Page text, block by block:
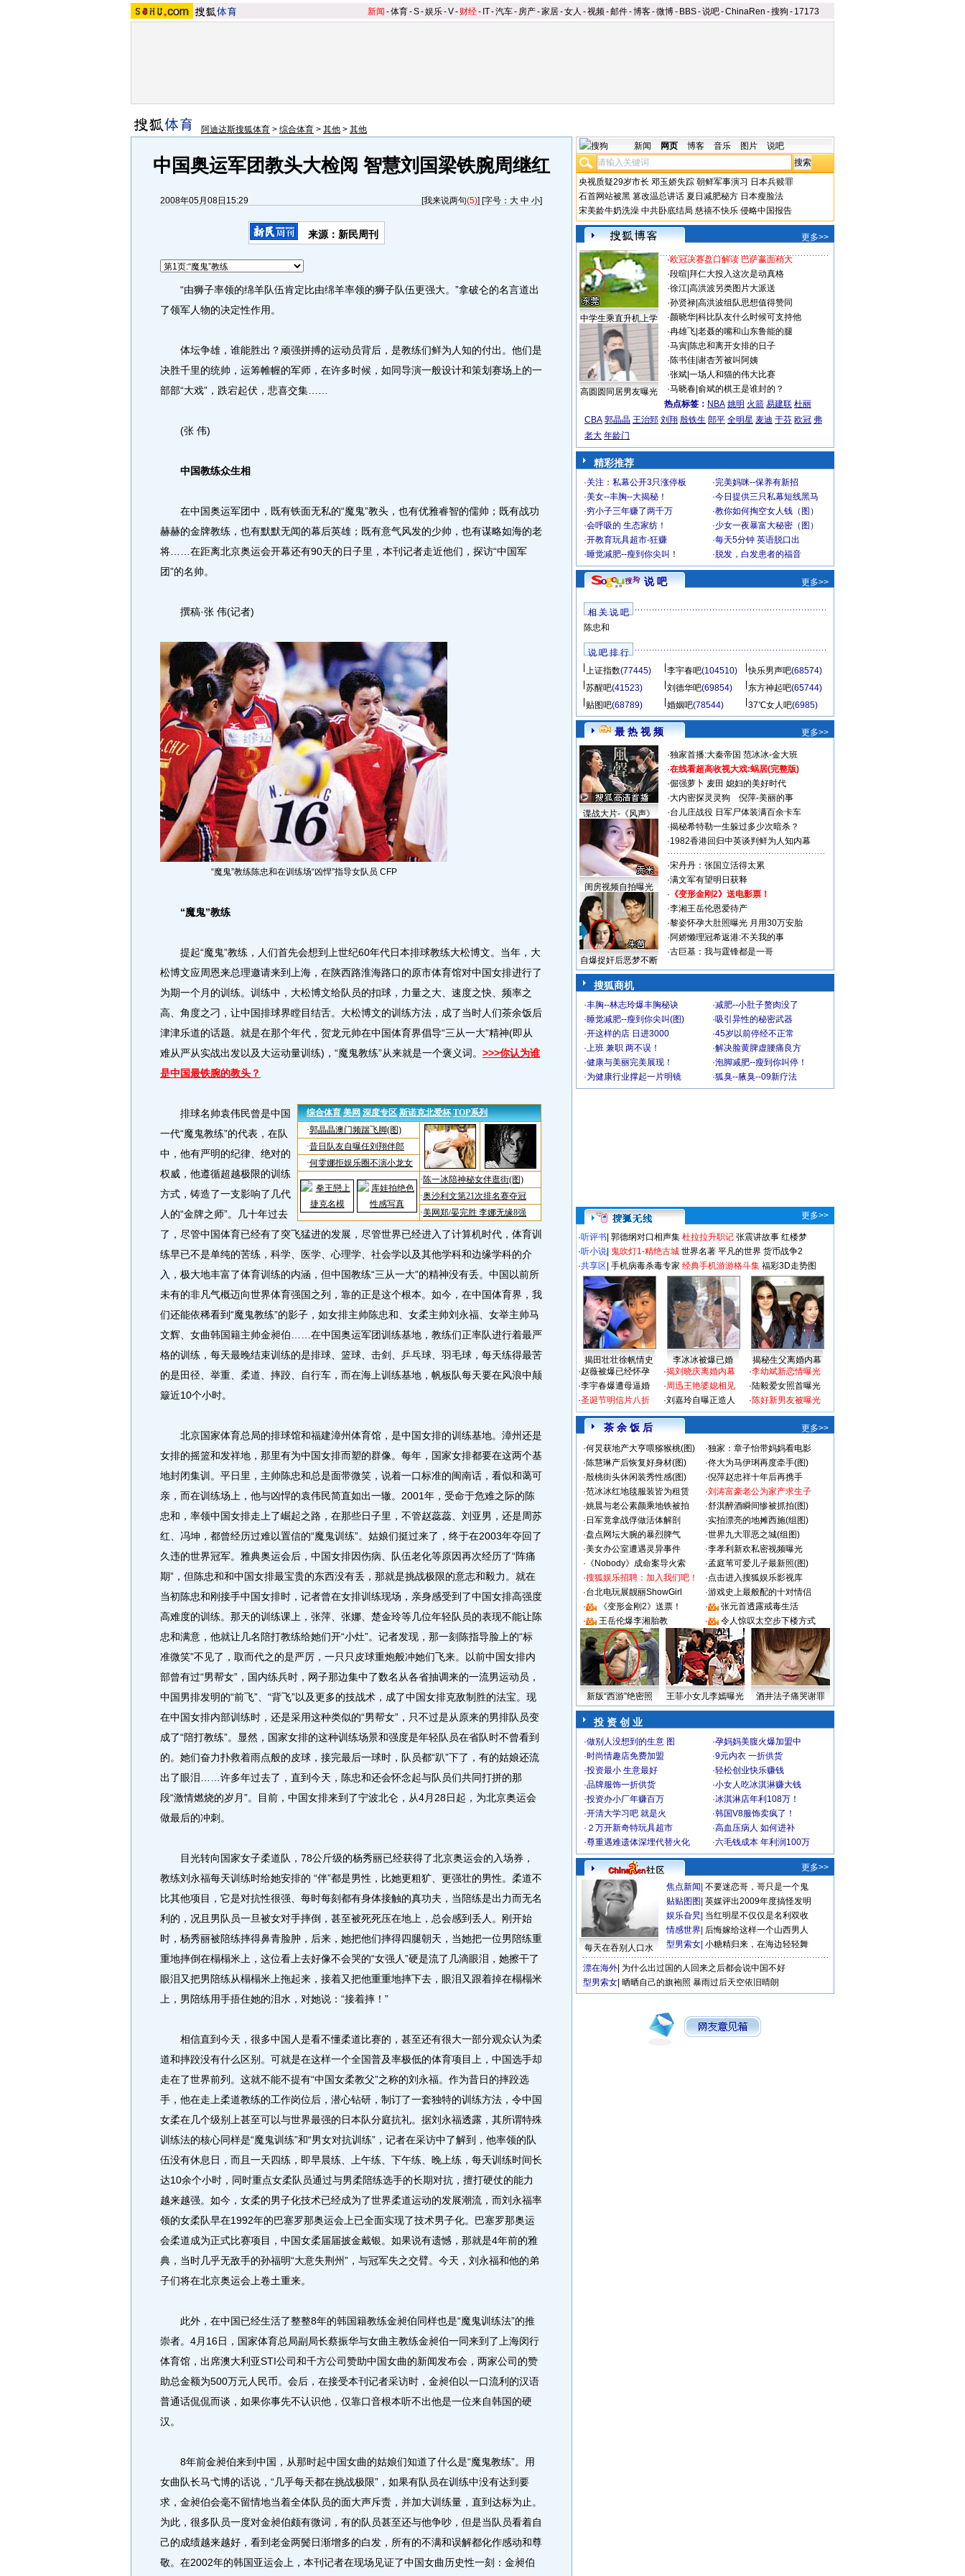
新闻 -体育-S-娱乐-V- 财经- IT-汽车- 房产-家居-女人 -视频-邮件-博客-微博- BBS-说吧-ChinaRen -搜狗 - 17173
阿迪达斯搜狐体育 > 综合体育 > 其他 > 其他
中国奥运军团教头大检阅 智慧刘国梁铁腕周继红
2008年05月08日15:29 [我来说两句(5)] [字号： 大 中 小]
来源：新民周刊
“由狮子率领的绵羊队伍肯定比由绵羊率领的狮子队伍更强大。”拿破仑的名言道出
了领军人物的决定性作用。
体坛争雄，谁能胜出？顽强拼搏的运动员背后，是教练们鲜为人知的付出。他们是
决胜千里的统帅，运筹帷幄的军师，在许多时候，如同导演一般设计和策划赛场上的一
部部“大戏”，跌宕起伏，悲喜交集……
(张 伟)
中国教练众生相
在中国奥运军团中，既有铁面无私的“魔鬼”教头，也有优雅睿智的儒帅；既有战功
赫赫的金牌教练，也有默默无闻的幕后英雄；既有意气风发的少帅，也有谋略如海的老
将……在距离北京奥运会开幕还有90天的日子里，本刊记者走近他们，探访“中国军
团”的名帅。
撰稿·张 伟(记者)
“魔鬼”教练陈忠和在训练场“凶悍”指导女队员 CFP
“魔鬼”教练
提起“魔鬼”教练，人们首先会想到上世纪60年代日本排球教练大松博文。当年，大
松博文应周恩来总理邀请来到上海，在陕西路淮海路口的原市体育馆对中国女排进行了
为期一个月的训练。训练中，大松博文给队员的扣球，力量之大、速度之快、频率之
高、角度之刁，让中国排球界瞠目结舌。大松博文的训练方法，成了当时人们茶余饭后
津津乐道的话题。就是在那个年代，贺龙元帅在中国体育界倡导“三从一大”精神(即从
难从严从实战出发以及大运动量训练)，“魔鬼教练”从来就是一个褒义词。 >>>你认为谁
是中国最铁腕的教头？
排球名帅袁伟民曾是中国
一代“魔鬼教练”的代表，在队
中，他有严明的纪律、绝对的
权威，他遵循超越极限的训练
方式，铸造了一支影响了几代
人的“金牌之师”。几十年过去
了，尽管中国体育已经有了突飞猛进的发展，尽管世界已经进入了计算机时代，体育训
练早已不是单纯的苦练，科学、医学、心理学、社会学以及其他学科和边缘学科的介
入，极大地丰富了体育训练的内涵，但中国教练“三从一大”的精神没有丢。中国以前所
未有的非凡气概迈向世界体育强国之列，靠的正是这个根本。如今，在中国体育界，我
们还能依稀看到“魔鬼教练”的影子，如女排主帅陈忠和、女柔主帅刘永福、女举主帅马
文辉、女曲韩国籍主帅金昶伯……在中国奥运军团训练基地，教练们正率队进行着最严
格的训练，每天最晚结束训练的是排球、篮球、击剑、乒乓球、羽毛球，每天练得最苦
的是田径、举重、柔道、摔跤、自行车，而在海上训练基地，帆板队每天要在风浪中颠
簸近10个小时。
北京国家体育总局的排球馆和福建漳州体育馆，是中国女排的训练基地。漳州还是
女排的摇篮和发祥地，那里有为中国女排而塑的群像。每年，国家女排都要在这两个基
地封闭集训。平日里，主帅陈忠和总是面带微笑，说着一口标准的闽南话，看似和蔼可
亲，而在训练场上，他与凶悍的袁伟民简直如出一辙。2001年，受命于危难之际的陈
忠和，率领中国女排走上了崛起之路，在那些日子里，不管赵蕊蕊、刘亚男，还是周苏
红、冯坤，都曾经历过难以置信的“魔鬼训练”。姑娘们挺过来了，终于在2003年夺回了
久违的世界冠军。雅典奥运会后，中国女排因伤病、队伍老化等原因再次经历了“阵痛
期”，但陈忠和和中国女排最宝贵的东西没有丢，那就是挑战极限的意志和毅力。就在
当初陈忠和刚接手中国女排时，记者曾在女排训练现场，亲身感受到了中国女排高强度
高难度的训练。那天的训练课上，张萍、张娜、楚金玲等几位年轻队员的表现不能让陈
忠和满意，他就让几名陪打教练给她们开“小灶”。记者发现，那一刻陈指导脸上的“标
准微笑”不见了，取而代之的是严厉，一只只皮球重炮般冲她们飞来。以前中国女排内
部曾有过“男帮女”，国内练兵时，网子那边集中了数名从各省抽调来的一流男运动员，
中国男排发明的“前飞”、“背飞”以及更多的技战术，成了中国女排克敌制胜的法宝。现
在中国女排内部训练时，还是采用这种类似的“男帮女”，只不过是从原来的男排队员变
成了“陪打教练”。显然，国家女排的这种训练场景和强度是年轻队员在省队时不曾看到
的。她们奋力扑救着雨点般的皮球，接完最后一球时，队员都“趴”下了，有的姑娘还流
出了眼泪……许多年过去了，直到今天，陈忠和还会怀念起与队员们共同打拼的那
段“激情燃烧的岁月”。目前，中国女排来到了宁波北仑，从4月28日起，为北京奥运会
做最后的冲刺。
目光转向国家女子柔道队，78公斤级的杨秀丽已经获得了北京奥运会的入场券，
教练刘永福每天训练时给她安排的 “伴”都是男性，比她更粗犷、更强壮的男性。柔道不
比其他项目，它是对抗性很强、每时每刻都有身体接触的真功夫，当陪练是出力而无名
利的，况且男队员一旦被女对手摔倒，甚至被死死压在地上，总会感到丢人。刚开始
时，杨秀丽被陪练摔得鼻青脸肿，后来，她把他们摔得四腿朝天，当她把一位男陪练重
重地摔倒在榻榻米上，这位看上去好像不会哭的“女强人”硬是流了几滴眼泪，她擦干了
眼泪又把男陪练从榻榻米上拖起来，接着又把他重重地摔下去，眼泪又跟着掉在榻榻米
上，男陪练用手捂住她的泪水，对她说：“接着摔！”
相信直到今天，很多中国人是看不懂柔道比赛的，甚至还有很大一部分观众认为柔
道和摔跤没有什么区别。可就是在这样一个全国普及率极低的体育项目上，中国选手却
走在了世界前列。这就不能不提有“中国女柔教父”之称的刘永福。作为昔日的摔跤选
手，他在走上柔道教练的工作岗位后，潜心钻研，制订了一套独特的训练方法，令中国
女柔在几个级别上甚至可以与世界最强的日本队分庭抗礼。据刘永福透露，其所谓特殊
训练法的核心同样是“魔鬼训练”和“男女对抗训练”，记者在采访中了解到，他率领的队
伍没有休息日，而且一天四练，即早晨练、上午练、下午练、晚上练，每天训练时间长
达10余个小时，同时重点女柔队员通过与男柔陪练选手的长期对抗，擅打硬仗的能力
越来越强。如今，女柔的男子化技术已经成为了世界柔道运动的发展潮流，而刘永福率
领的女柔队早在1992年的巴塞罗那奥运会上已全面实现了技术男子化。巴塞罗那奥运
会柔道成为正式比赛项目，中国女柔届届披金戴银。如果说有遗憾，那就是4年前的雅
典，当时几乎无敌手的孙福明“大意失荆州”，与冠军失之交臂。今天，刘永福和他的弟
子们将在北京奥运会上卷土重来。
此外，在中国已经生活了整整8年的韩国籍教练金昶伯同样也是“魔鬼训练法”的推
崇者。4月16日，国家体育总局副局长蔡振华与女曲主教练金昶伯一同来到了上海闵行
体育馆，出席澳大利亚STI公司和千方公司赞助中国女曲的新闻发布会，两家公司的赞
助总金额为500万元人民币。会后，在接受本刊记者采访时，金昶伯以一口流利的汉语
普通话侃侃而谈，如果你事先不认识他，仅靠口音根本听不出他是一位来自韩国的硬
汉。
8年前金昶伯来到中国，从那时起中国女曲的姑娘们知道了什么是“魔鬼教练”。用
女曲队长马弋博的话说，“几乎每天都在挑战极限”，如果有队员在训练中没有达到要
求，金昶伯会毫不留情地当着全体队员的面大声斥责，并加大训练量，直到达标为止。
为此，很多队员一度对金昶伯颇有微词，有的队员甚至还与他争吵，但是当队员看着自
己的成绩越来越好，看到老金两鬓日渐增多的白发，所有的不满和误解都化作感动和尊
敬。在2002年的韩国亚运会上，本刊记者在现场见证了中国女曲历史性一刻：金昶伯
新闻 网页 博客 音乐 图片 说吧
央视质疑29岁市长 邓玉娇失踪 朝鲜军事演习 日本兵赎罪
石首网站被黑 篡改温总讲话 夏日减肥秘方 日本瘦脸法
宋美龄牛奶洗澡 中共卧底结局 慈禧不快乐 侵略中国报告
更多>>
中学生乘直升机上学
高圆圆同居男友曝光
·欧冠决赛盘口解读 巴萨赢面稍大
·段暄 拜仁大投入这次是动真格
·徐江| 高洪波另类图片大派送
·孙贤禄| 高洪波组队思想值得赞同
·颜晓华| 科比队友什么时候可支持他
·冉雄飞| 老聂的嘴和山东鲁能的腿
·马寅| 陈忠和离开女排的日子
·陈书佳| 谢杏芳被叫阿姨
·张斌| 一场人和猫的伟大比赛
·马晓春| 俞斌的棋王是谁封的？
热点标签： NBA 姚明 火箭 易建联 杜丽
CBA 郭晶晶 王治郅 刘翔 殷铁生 郎平 全明星 麦迪 于芬 欧冠 弗
老大 年龄门
精彩推荐
·关注：私幕公开3只涨停板 ·完美妈咪--保养有新招
·美女--丰胸--大揭秘！ ·今日提供三只私幕短线黑马
·穷小子三年赚了两千万 ·教你如何掏空女人钱（图）
·会呼吸的 生态家纺！ ·少女一夜暴富大秘密（图）
·开教育玩具超市-狂赚 ·每天5分钟 英语脱口出
·睡觉减肥--瘦到你尖叫！ · 脱发，白发患者的福音
说 吧 更多>>
相 关 说 吧
陈忠和
说 吧 排 行
上证指数(77445) 李宇春吧(104510) 快乐男声吧(68574)
苏醒吧(41523) 刘德华吧(69854) 东方神起吧(65744)
贴图吧(68789) 婚姻吧(78544) 37℃女人吧(6985)
最 热 视 频 更多>>
谍战大片-《风声》
闺房视频自拍曝光
自爆捉奸后恶梦不断
·独家首播:大秦帝国 范冰冰-金大班
·在线看超高收视大戏:蜗居(完整版)
·倔强萝卜 麦田 媳妇的美好时代
·大内密探灵灵狗
倪萍-美丽的事
·台儿庄战役 日军尸体装满百余卡车
·揭秘希特勒一生躲过多少次暗杀？
·1982香港回归中英谈判鲜为人知内幕
·宋丹丹：张国立活得太累
·满文军有望明日获释
· 《变形金刚2》送电影票！
·李湘王岳伦恩爱待产
·黎姿怀孕大肚照曝光 月用30万安胎
·阿娇懒理冠希返港:不关我的事
·古巨基：我与霆锋都是一哥
搜狐商机
·丰胸--林志玲爆丰胸秘诀 ·减肥--小肚子赘肉没了
·睡觉减肥--瘦到你尖叫(图) ·吸引异性的秘密武器
·开这样的店 日进3000 ·45岁以前停经不正常
·上班 兼职 两不误！ ·解决脸黄脾虚腰痛良方
·健康与美丽完美展现！ ·泡脚减肥--瘦到你叫停！
·为健康行业撑起一片明镜 ·狐臭--腋臭--09新疗法
更多>>
·听评书 郭德纲对口相声集 杜拉拉升职记 张震讲故事 红楼梦
·听小说 鬼吹灯1-精绝古城 世界名著 平凡的世界 货币战争2
·共享区 手机病毒杀毒专家 经典手机游游格斗集 福彩3D走势图
揭田壮壮徐帆情史 李冰冰被爆已婚
揭秘生父离婚内幕
·赵薇被爆已经怀孕
·李宇春爆遭母逼婚
·圣诞节明信片八折
·揭刘晓庆离婚内幕
·周迅王艳婆媳相见
·刘嘉玲自曝正造人
·李幼斌新恋情曝光
·陆毅爱女照首曝光
·陈好新男友被曝光
茶 余 饭 后
更多>>
·何炅获地产大亨喂猕猴桃(图) ·独家：章子怡带妈妈看电影
·陈慧琳产后恢复好身材(图) ·佟大为马伊琍再度牵手(图)
·殷桃街头休闲装秀性感(图) ·倪萍赵忠祥十年后再携手
·范冰冰红地毯服装皆为租赁 ·刘涛富豪老公为家产求生子
·姚晨与老公素颜乘地铁被拍 ·舒淇醉酒瞬间惨被抓拍(图)
· 日军竟拿战俘做活体解剖 ·实拍漂亮的地摊西施(组图)
·盘点网坛大腕的暴烈脾气 ·世界九大罪恶之城(组图)
·美女办公室遭遇灵异事件 ·李孝利新欢私密视频曝光
· 《Nobody》成命案导火索 ·孟庭苇可爱儿子最新照(图)
·搜狐娱乐招聘：加入我们吧！ ·点击进入搜狐娱乐影视库
·台北电玩展靓丽ShowGirl ·游戏史上最般配的十对情侣
·
《变形金刚2》送票！ ·
张元首透露戒毒生活
·
王岳伦爆李湘胎教 · 令人惊叹太空步下楼方式
新版“西游”绝密照 王菲小女儿李嫣曝光 酒井法子痛哭谢罪
投 资 创 业
·做别人没想到的生意 图 ·孕妈妈美腹火爆加盟中
·时尚情趣店免费加盟 ·9元内衣 一折供货
·投资最小 生意最好 ·轻松创业快乐赚钱
·品牌服饰一折供货 ·小女人吃冰淇淋赚大钱
·投资办小厂年赚百万 ·冰淇淋店年利108万！
·开清大学习吧 就是火 ·韩国V8服饰卖疯了！
· ２万开新奇特玩具超市 ·高血压病人 如何进补
·尊重遇难遗体深埋代替火化 ·六毛钱成本 年利润100万
更多>>
每天在吞别人口水
焦点新闻 不要迷恋哥，哥只是一个鬼
贴贴图图 英媒评出2009年度搞怪发明
娱乐旮旯 当红明星不仅仅是名利双收
情感世界 后悔嫁给这样一个山西男人
型男索女 小糖精归来，在海边轻轻舞
漂在海外 为什么出过国的人回来之后都会说中国不好
型男索女 晒晒自己的旗袍照 暴雨过后天空依旧晴朗